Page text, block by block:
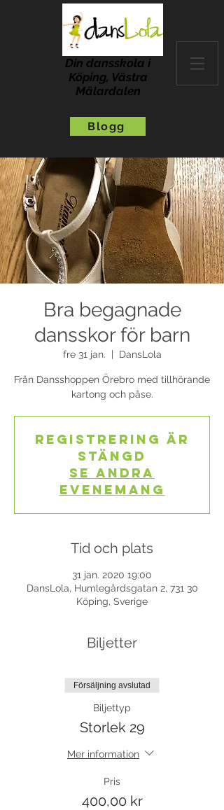
Din dansskola i
Köping, Västra
Mälardalen
Blogg
Bra begagnade
dansskor för barn
fre 31 jan. DansLola
Från Dansshoppen Örebro med tillhörande
kartong och påse.
Registrering är
stängd
Se andra
evenemang
Tid och plats
31 jan. 2020 19:00
DansLola, Humlegårdsgatan 2, 731 30
Köping, Sverige
Biljetter
Försäljning avslutad
Biljettyp
Storlek 29
Mer information
Pris
400,00 kr